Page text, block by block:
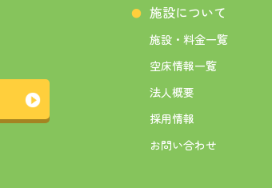
施設・料金一覧
空床情報一覧
法人概要
採用情報
お問い合わせ